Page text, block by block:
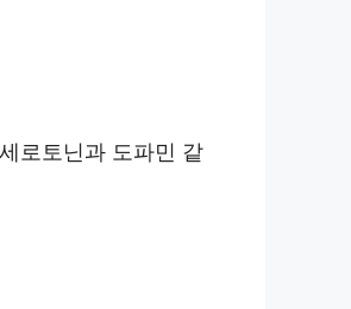
로토닌과 도파민 같